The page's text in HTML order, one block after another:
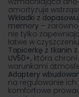
amortyzuje
Wkładki z
memory –
nie tylko
łatwe w
Tapicerkę z tkanin
UV50+, która
warunkami
Adaptery
na regulowanie ich
komfortowe